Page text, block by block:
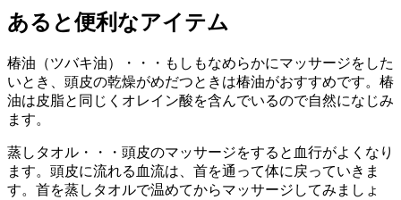
あると便利なアイテム
椿油（ツバキ油）・・・もしもなめらかにマッサージをした
いとき、頭皮の乾燥がめだつときは椿油がおすすめです。椿
油は皮脂と同じくオレイン酸を含んでいるので自然になじみ
ます。
蒸しタオル・・・頭皮のマッサージをすると血行がよくなり
ます。頭皮に流れる血流は、首を通って体に戻っていきま
す。首を蒸しタオルで温めてからマッサージしてみましょ